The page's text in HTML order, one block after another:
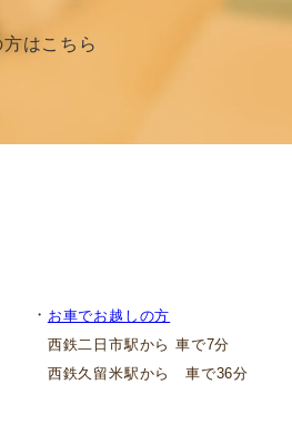
・ お車でお越しの方
西鉄二日市駅から 車で7分
西鉄久留米駅から 車で36分